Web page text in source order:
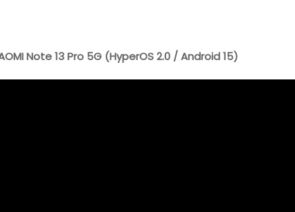
Note 13 Pro 5G (HyperOS 2.0 / Android 15)